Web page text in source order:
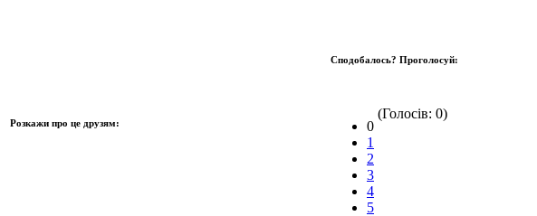
Розкажи про це друзям:
Сподобалось? Проголосуй:
0
1
2
3
4
5
(Голосів: 0)